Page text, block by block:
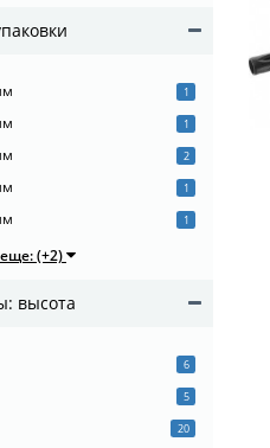
1
1
2
1
1
(+2)
высота
6
5
20